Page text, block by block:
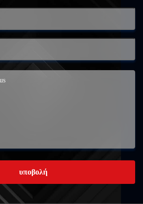
υποβολή